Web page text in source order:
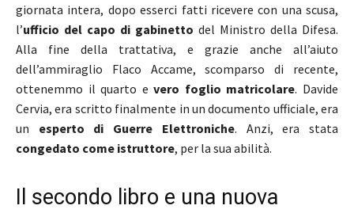
giornata intera, dopo esserci fatti ricevere con una scusa,
l’ufficio del capo di gabinetto del Ministro della Difesa.
Alla fine della trattativa, e grazie anche all’aiuto
dell’ammiraglio Flaco Accame, scomparso di recente,
ottenemmo il quarto evero foglio matricolare. Davide
Cervia, era scritto finalmente in un documento ufficiale, era
un esperto di Guerre Elettroniche. Anzi, era stata
congedato come istruttore, per la sua abilità.
Il secondo libro e una nuova